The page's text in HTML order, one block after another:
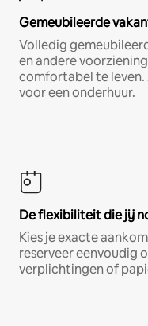
Gemeubileerde
Volledig
en andere
comfortabel te
voor een onderhuur.
De flexibiliteit die jij
Kies je exacte
reserveer eenvoudig
verplichtingen of